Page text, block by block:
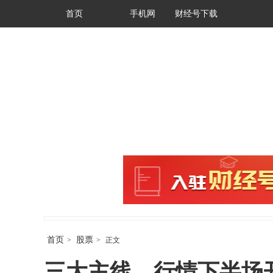
首页 手机网 财经号下载
首页 > 股票 > 正文